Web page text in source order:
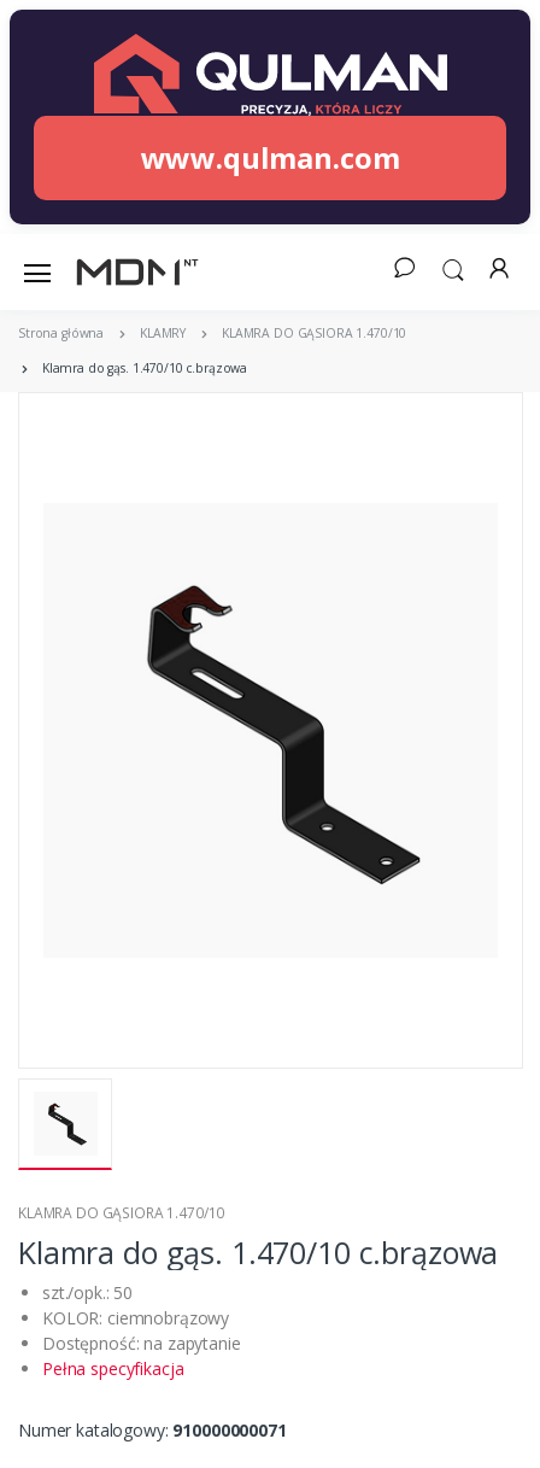
www.qulman.com
Strona główna KLAMRY KLAMRA DO GĄSIORA 1.470/10
Klamra do gąs. 1.470/10 c.brązowa
KLAMRA DO GĄSIORA 1.470/10
Klamra do gąs. 1.470/10 c.brązowa
szt./opk.: 50
KOLOR: ciemnobrązowy
Dostępność: na zapytanie
Pełna specyfikacja
Numer katalogowy: 910000000071